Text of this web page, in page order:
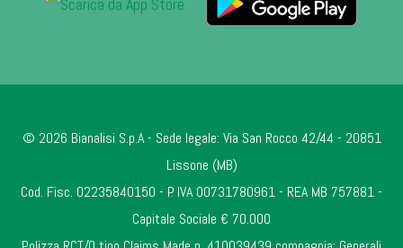
© 2026 Bianalisi S.p.A - Sede legale: Via San Rocco 42/44 - 20851
Lissone (MB)
Cod. Fisc. 02235840150 - P. IVA 00731780961 - REA MB 757881 -
Capitale Sociale € 70.000